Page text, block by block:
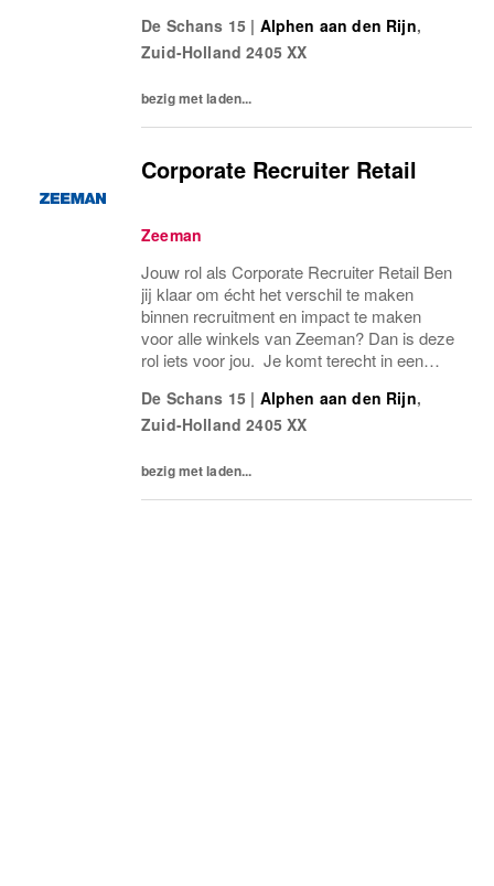
verantwoordelijkheid om ons beloningsbeleid
naar een hoger niveau te tillen. In...
De Schans 15 | Alphen aan den Rijn,
Zuid-Holland 2405 XX
bezig met laden...
Corporate Recruiter Retail
Zeeman
Jouw rol als Corporate Recruiter Retail Ben
jij klaar om écht het verschil te maken
binnen recruitment en impact te maken
voor alle winkels van Zeeman? Dan is deze
rol iets voor jou. Je komt terecht in een
waaronder de Recruitment Lead. Binnen het
team ben jij...
De Schans 15 | Alphen aan den Rijn,
Zuid-Holland 2405 XX
bezig met laden...